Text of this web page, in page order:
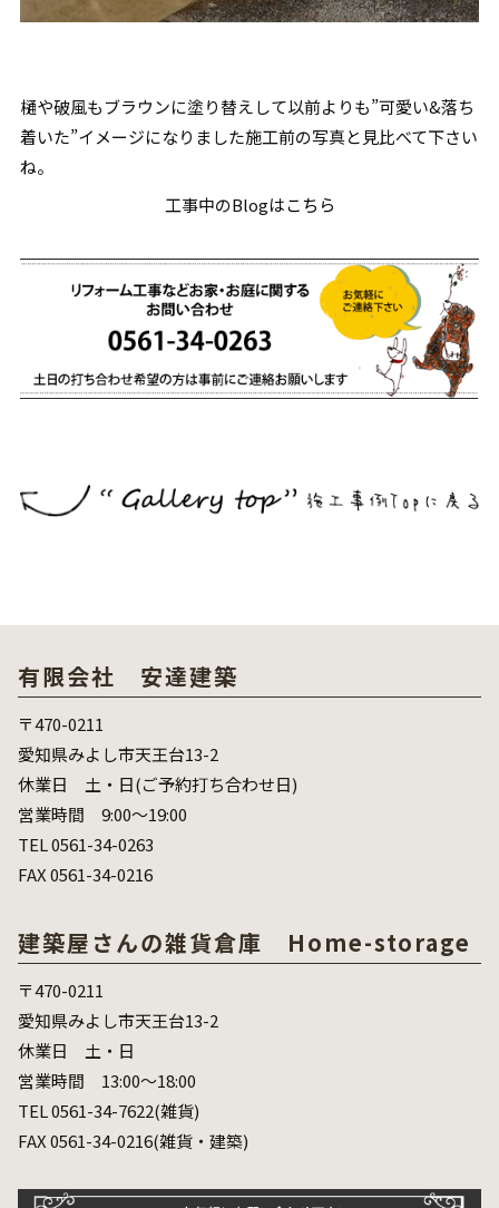
樋や破風もブラウンに塗り替えして以前よりも”可愛い&落ち
着いた”イメージになりました施工前の写真と見比べて下さい
ね。
工事中のBlogはこちら
有限会社 安達建築
〒470-0211
愛知県みよし市天王台13-2
休業日 土・日(ご予約打ち合わせ日)
営業時間 9:00～19:00
TEL 0561-34-0263
FAX 0561-34-0216
建築屋さんの雑貨倉庫 Home-storage
〒470-0211
愛知県みよし市天王台13-2
休業日 土・日
営業時間 13:00～18:00
TEL 0561-34-7622(雑貨)
FAX 0561-34-0216(雑貨・建築)